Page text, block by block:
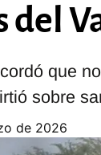
del
que
sobre
de 2026